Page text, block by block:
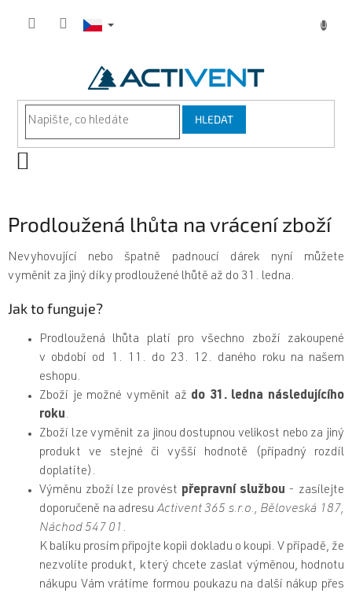
HLEDAT
Prodloužená lhůta na vrácení zboží
Nevyhovující nebo špatně padnoucí dárek nyní můžete
vyměnit za jiný díky prodloužené lhůtě až do 31. ledna.
Jak to funguje?
Prodloužená lhůta platí pro všechno zboží zakoupené
v období od 1. 11. do 23. 12. daného roku na našem
eshopu.
Zboží je možné vyměnit až do 31. ledna následujícího
roku.
Zboží lze vyměnit za jinou dostupnou velikost nebo za jiný
produkt ve stejné či vyšší hodnotě (případný rozdíl
doplatíte).
Výměnu zboží lze provést přepravní službou - zasílejte
doporučeně na adresuActivent 365 s.r.o., Běloveská 187,
Náchod 547 01 .
K balíku prosím připojte kopii dokladu o koupi. V případě, že
nezvolíte produkt, který chcete zaslat výměnou, hodnotu
nákupu Vám vrátíme formou poukazu na další nákup přes